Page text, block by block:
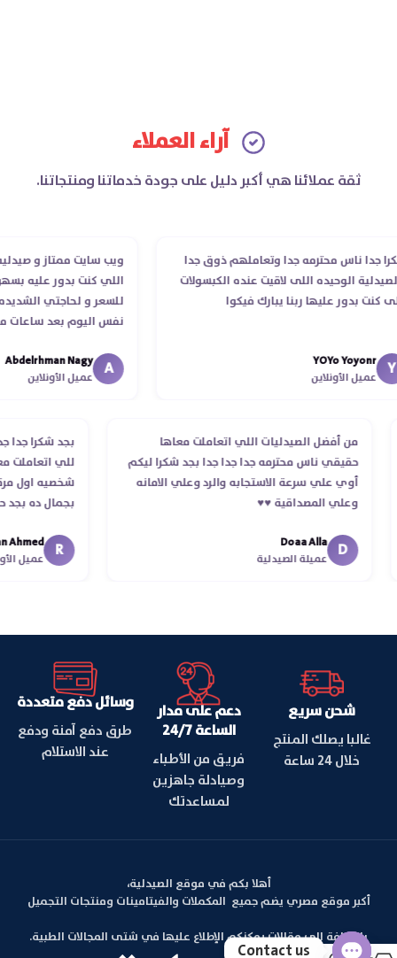
آراء العملاء
ثقة عملائنا هي أكبر دليل على جودة خدماتنا ومنتجاتنا.
جدا ناس محترمه جدا وتعاملهم ذوق جدا
الوحيده اللى لاقيت عنده الكبسولات
بدور عليها ربنا يبارك فيكوا
YOYo Yoyonr
عميل الأونلاين
ويب سايت ممتاز و صيدليه
اللي كنت بدور عليه
للسعر و لحاجتي الشديده
نفس اليوم بعد ساعات
انتهاء موعد عمله ..فضل
استلمت ..شكرا جزيلا ليكم
A
Abdelrhman Nagy
عميل الأونلاين
من أفضل الصيدليات اللي اتعاملت معاها
حقيقي ناس محترمه جدا جدا جدا بجد شكرا ليكم
أوي علي سرعة الاستجابه والرد وعلي الامانه
وعلي المصداقية ♥️♥️‏
D
Doaa Alla
عميلة الصيدلية
بجد شكرا
للي
شخصيه اول
بجمال ده
اسكندرية
R
عميل
شحن سريع
غالبا يصلك المنتج
خلال 24 ساعة
دعم على مدار
الساعة 24/7
فريق من الأطباء
وصيادلة جاهزين
لمساعدتك
وسائل دفع متعددة
طرق دفع آمنة ودفع
عند الاستلام
أهلا بكم في موقع الصيدلية،
أكبر موقع مصري يضم جميع المكملات والفيتامينات ومنتجات التجميل
بالإضافة الي مقالات يمكنكم الإطلاع عليها في شتى المجالات الطبية.
Contact us